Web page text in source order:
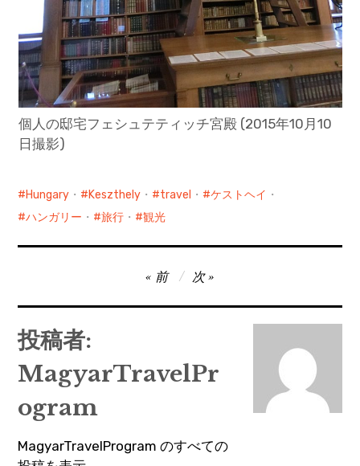
個人の邸宅フェシュテティッチ宮殿 (2015年10月10
日撮影)
Hungary ・ Keszthely ・ travel ・ ケストヘイ ・
ハンガリー ・ 旅行 ・ 観光
稿
ナ
ビ
ゲ
ー
シ
ョ
前 次
投稿者:
MagyarTravelPr
ogram
MagyarTravelProgram のすべての